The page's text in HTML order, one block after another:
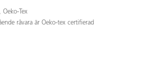
Tex
råvara är Oeko-tex certifierad